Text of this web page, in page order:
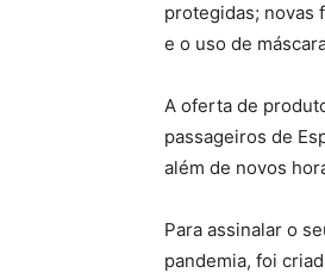
protegidas; novas
e o uso de
A oferta de
passageiros de
além de novos
Para assinalar o
pandemia, foi